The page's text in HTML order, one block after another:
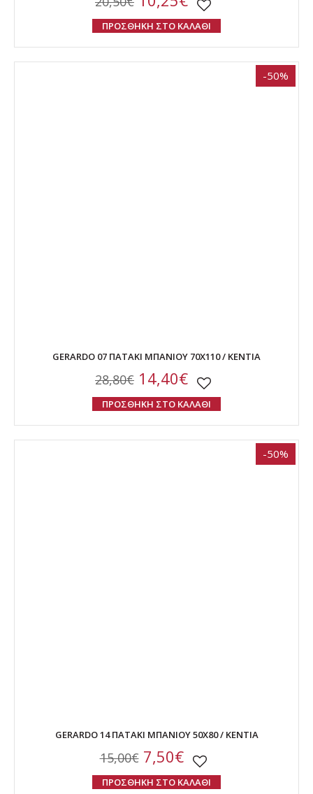
ΠΡΟΣΘΗΚΗ ΣΤΟ ΚΑΛΑΘΙ
-50%
GERARDO 07 ΠΑΤΑΚΙ ΜΠΑΝΙΟΥ 70Χ110 / ΚΕΝΤΙΑ
28,80€ 14,40€
ΠΡΟΣΘΗΚΗ ΣΤΟ ΚΑΛΑΘΙ
-50%
GERARDO 14 ΠΑΤΑΚΙ ΜΠΑΝΙΟΥ 50Χ80 / ΚΕΝΤΙΑ
15,00€7,50€
ΠΡΟΣΘΗΚΗ ΣΤΟ ΚΑΛΑΘΙ